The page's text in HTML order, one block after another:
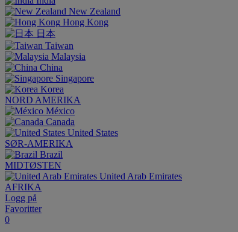
New Zealand
Hong Kong
日本
Taiwan
Malaysia
China
Singapore
Korea
NORD AMERIKA
México
Canada
United States
SØR-AMERIKA
Brazil
MIDTØSTEN
United Arab Emirates
AFRIKA
Logg på
Favoritter
0